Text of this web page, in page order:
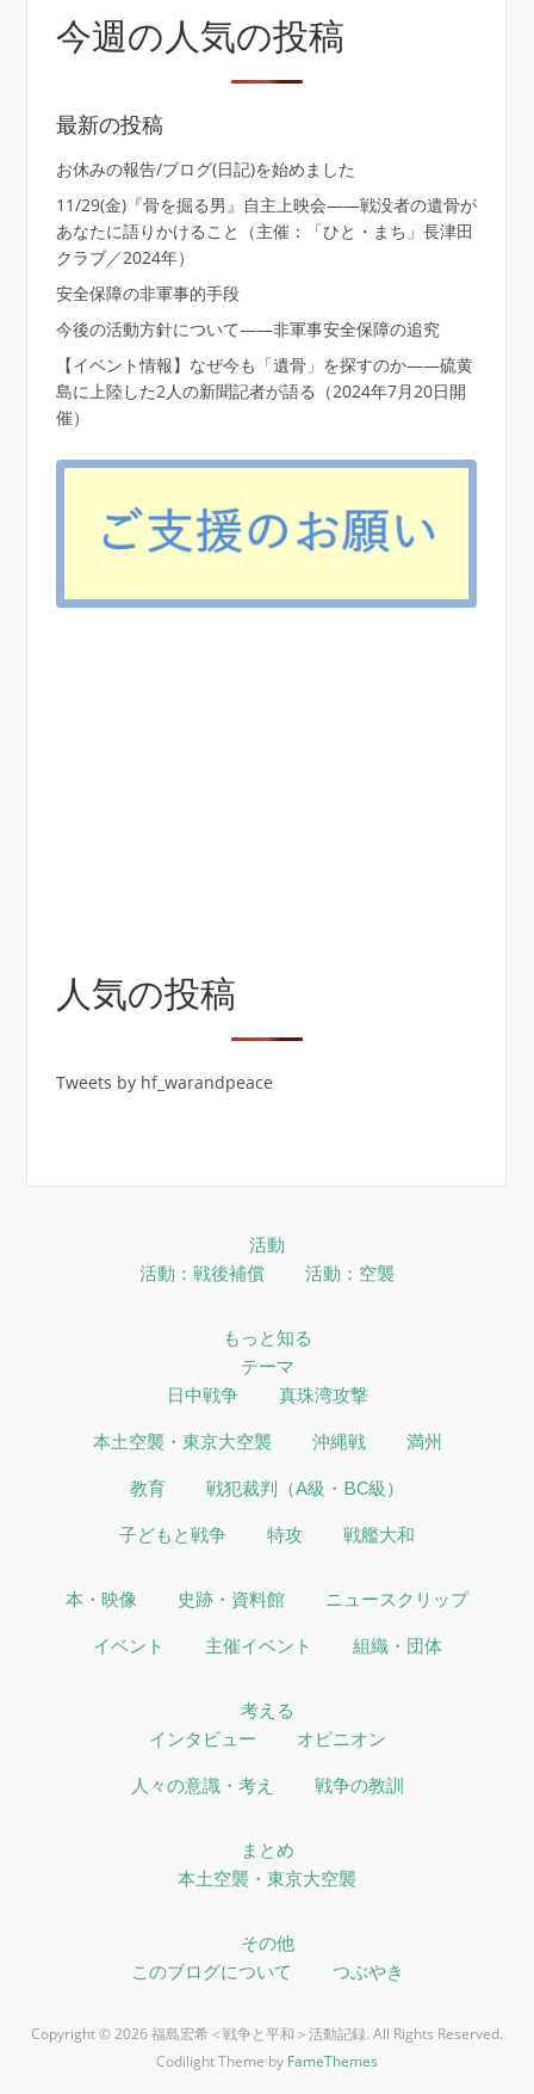
リ
ー
今週の人気の投稿
最新の投稿
お休みの報告/ブログ(日記)を始めました
11/29(金)『骨を掘る男』自主上映会――戦没者の遺骨が
あなたに語りかけること（主催：「ひと・まち」長津田
クラブ／2024年）
安全保障の非軍事的手段
今後の活動方針について――非軍事安全保障の追究
【イベント情報】なぜ今も「遺骨」を探すのか――硫黄
島に上陸した2人の新聞記者が語る（2024年7月20日開
催）
人気の投稿
Tweets by hf_warandpeace
活動
活動：戦後補償
活動：空襲
もっと知る
テーマ
日中戦争
真珠湾攻撃
本土空襲・東京大空襲 沖縄戦 満州
教育 戦犯裁判（A級・BC級）
子どもと戦争 特攻 戦艦大和
本・映像 史跡・資料館 ニュースクリップ
イベント 主催イベント 組織・団体
考える
インタビュー
オピニオン
人々の意識・考え 戦争の教訓
まとめ
本土空襲・東京大空襲
その他
このブログについて
つぶやき
Copyright © 2026 福島宏希＜戦争と平和＞活動記録. All Rights Reserved.
Codilight Theme by FameThemes